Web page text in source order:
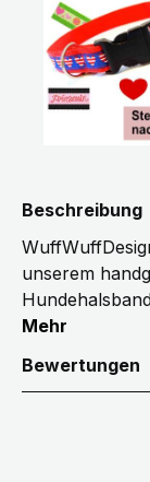
Beschreibung
unserem
Mehr
Bewertungen